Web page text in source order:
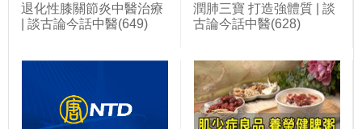
退化性膝關節炎中醫治療
| 談古論今話中醫(649)
潤肺三寶 打造強體質 | 談
古論今話中醫(628)